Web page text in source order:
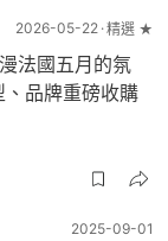
2026-05-22 精選 ★
法國五月的氛
、品牌重磅收購
2025-09-01